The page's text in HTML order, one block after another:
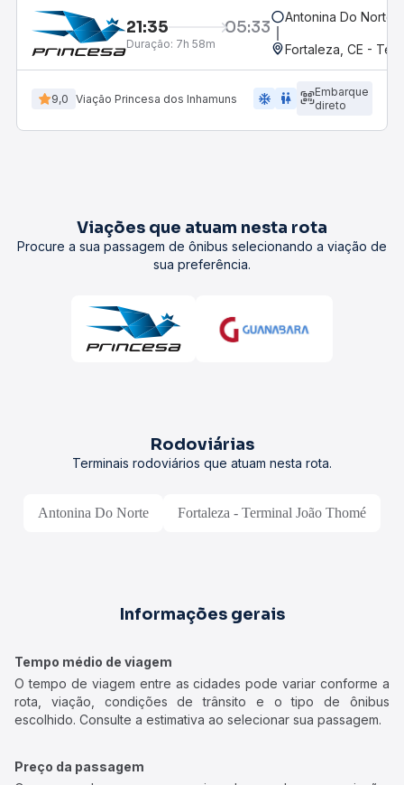
21:35 05:33
Duração: 7h 58m
Antonina Do Norte,
Fortaleza, CE -
9,0 Viação Princesa dos Inhamuns ac_unit wc
Embarque
direto
Viações que atuam nesta rota
Procure a sua passagem de ônibus selecionando a viação de
sua preferência.
Rodoviárias
Terminais rodoviários que atuam nesta rota.
Antonina Do Norte Fortaleza - Terminal João Thomé
Informações gerais
Tempo médio de viagem
O tempo de viagem entre as cidades pode variar conforme a
rota, viação, condições de trânsito e o tipo de ônibus
escolhido. Consulte a estimativa ao selecionar sua passagem.
Preço da passagem